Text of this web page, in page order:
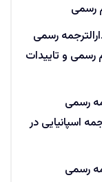
رسمی
رسمی
رسمی و تاییدات
رسمی
اسپانیایی در
رسمی